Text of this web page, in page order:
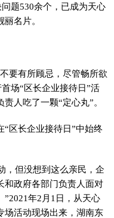
题530余个，已成为天心
名片。
要有所顾忌，尽管畅所欲
场“区长企业接待日”活
人吃了一颗“定心丸”。
区长企业接待日”中始终
，但没想到这么亲民，企
和政府各部门负责人面对
年2月1日，从天心
场活动现场出来，湖南东